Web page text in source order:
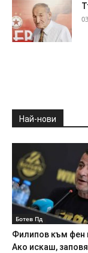
Най-нови
Ботев Пд
Филипов към фен
Ако искаш,